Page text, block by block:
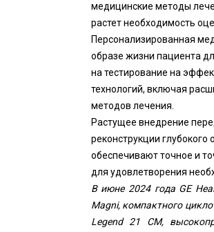
медицинские методы
растет необходимость
Персонализированная
образе жизни пациента
на тестирование на
технологий, включая
методов лечения.
Растущее внедрение
реконструкции
обеспечивают точное и
для удовлетворения
В июне 2024 года GE
Magni, компактного
Legend 21 CM,